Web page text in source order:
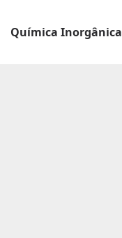
Química Inorgânica